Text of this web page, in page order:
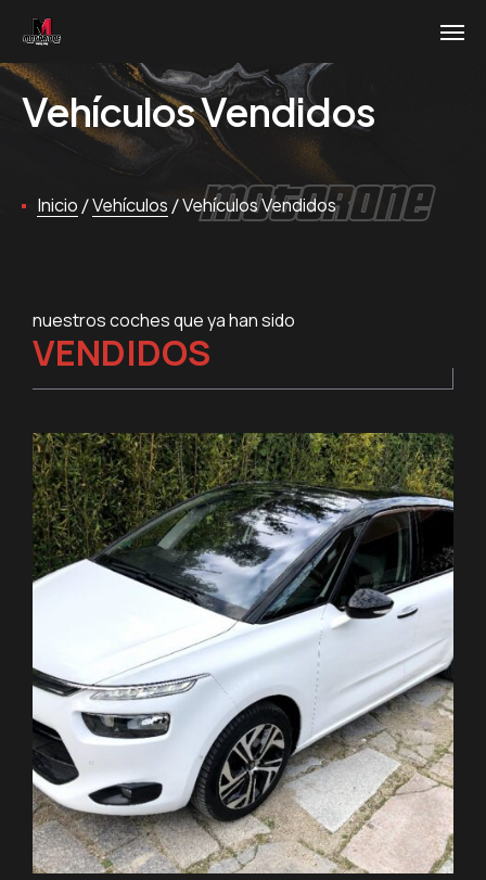
Vehículos Vendidos
Inicio /Vehículos /Vehículos Vendidos
MotorOne
nuestros coches que ya han sido
VENDIDOS